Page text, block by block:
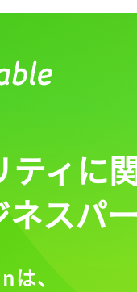
ティに
ネスパ
、